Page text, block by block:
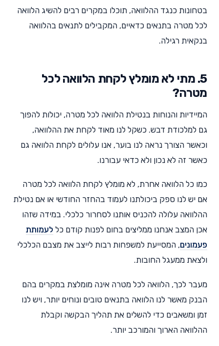
בטחונות כנגד ההלוואה, תוכלו במקרים רבים להשיג הלוואה
לכל מטרה בתנאים כדאיים, המקבילים לתנאים בהלוואה
בנקאית רגילה.
5. מתי לא מומלץ לקחת הלוואה לכל
מטרה?
המיידיות והנוחות בנטילת הלוואה לכל מטרה, יכולות להפוך
גם למלכודת דבש. כשקל לנו מאוד לקחת את ההלוואה,
וכאשר הצורך נראה לנו בוער, אנו עלולים לקחת הלוואה גם
כאשר זה לא נכון ולא כדאי עבורנו.
כמו כל הלוואה אחרת, לא מומלץ לקחת הלוואה לכל מטרה
אם יש לנו ספק ביכולתנו לעמוד בהחזר החודשי או אם נטילת
ההלוואה עלולה להכניס אותנו לסחרור כלכלי. במידה שזהו
אכן המצב אנחנו ממליצים בחום לפנות קודם כל לעמותת
פעמונים, המסייעת למשפחות רבות לייצב את מצבם הכלכלי
ולצאת ממעגל החובות.
מעבר לכך, הלוואה לכל מטרה אינה מומלצת במקרים בהם
הבנק מאשר לנו הלוואה בתנאים טובים ונוחים יותר, ויש לנו
זמן ומשאבים כדי להשלים את תהליך הבקשה וקבלת
ההלוואה הארוך והמורכב יותר.